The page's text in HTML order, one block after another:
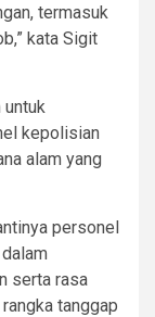
termasuk
kata Sigit
kepolisian
alam yang
personel
serta rasa
tanggap